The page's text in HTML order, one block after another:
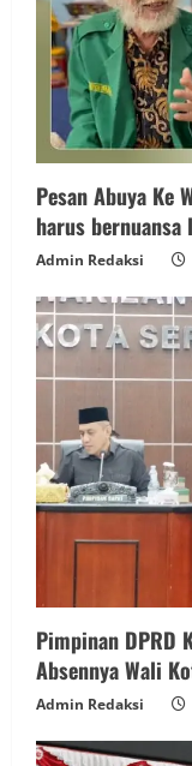
Pesan Abuya Ke
harus bernuansa
Admin Redaksi
Pimpinan DPRD
Absennya Wali
Admin Redaksi